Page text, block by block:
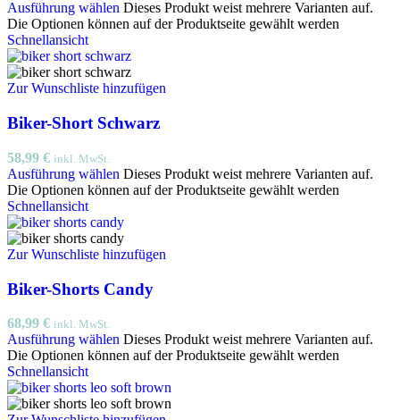
Ausführung wählen Dieses Produkt weist mehrere Varianten auf.
Die Optionen können auf der Produktseite gewählt werden
Schnellansicht
Zur Wunschliste hinzufügen
Biker-Short Schwarz
58,99 € inkl. MwSt.
Ausführung wählen Dieses Produkt weist mehrere Varianten auf.
Die Optionen können auf der Produktseite gewählt werden
Schnellansicht
Zur Wunschliste hinzufügen
Biker-Shorts Candy
68,99 € inkl. MwSt.
Ausführung wählen Dieses Produkt weist mehrere Varianten auf.
Die Optionen können auf der Produktseite gewählt werden
Schnellansicht